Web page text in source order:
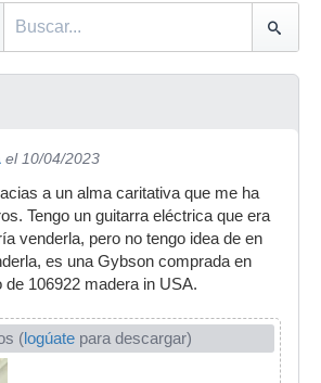
el 10/04/2023
a un alma caritativa que me ha
Tengo un guitarra eléctrica que era
venderla, pero no tengo idea de en
es una Gybson comprada en
106922 madera in USA.
(logúate para descargar)